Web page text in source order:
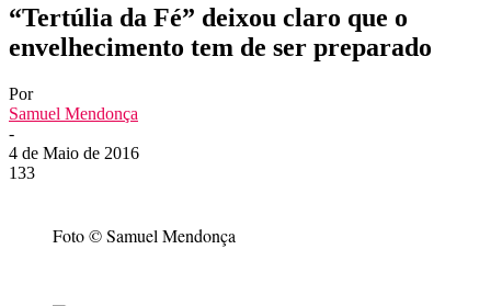
“Tertúlia da Fé” deixou claro que o
envelhecimento tem de ser preparado
Por
Samuel Mendonça
-
4 de Maio de 2016
133
Foto © Samuel Mendonça